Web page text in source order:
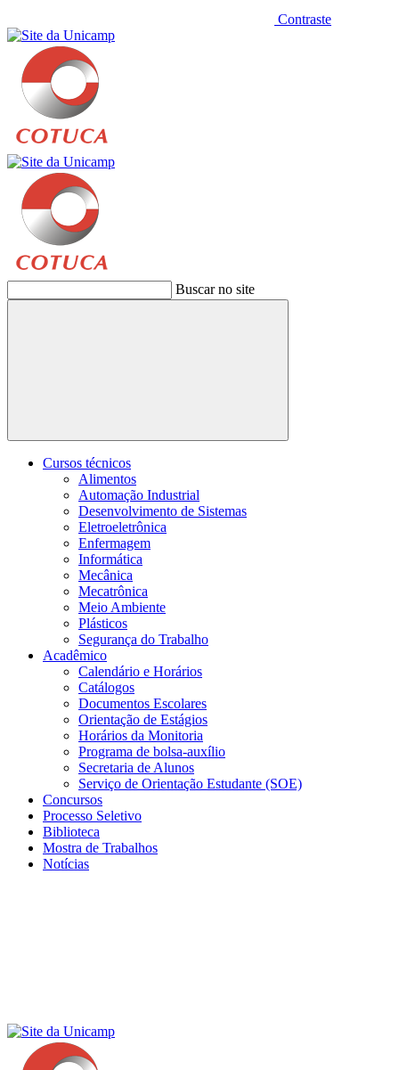
Contraste
Buscar no site
Buscar
Cursos técnicos
Alimentos
Automação Industrial
Desenvolvimento de Sistemas
Eletroeletrônica
Enfermagem
Informática
Mecânica
Mecatrônica
Meio Ambiente
Plásticos
Segurança do Trabalho
Acadêmico
Calendário e Horários
Catálogos
Documentos Escolares
Orientação de Estágios
Horários da Monitoria
Programa de bolsa-auxílio
Secretaria de Alunos
Serviço de Orientação Estudante (SOE)
Concursos
Processo Seletivo
Biblioteca
Mostra de Trabalhos
Notícias